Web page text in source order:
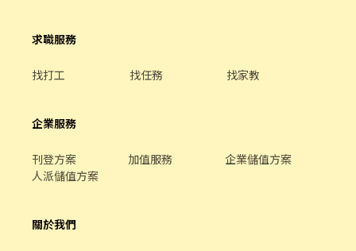
求職服務
找打工 找任務 找家教
企業服務
刊登方案 加值服務
企業儲值方案
人派儲值方案
關於我們